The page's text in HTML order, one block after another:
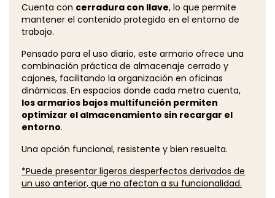
Cuenta con cerradura con llave, lo que permite
mantener el contenido protegido en el entorno de
trabajo.
Pensado para el uso diario, este armario ofrece una
combinación práctica de almacenaje cerrado y
cajones, facilitando la organización en oficinas
dinámicas. En espacios donde cada metro cuenta,
los armarios bajos multifunción permiten
optimizar el almacenamiento sin recargar el
entorno.
Una opción funcional, resistente y bien resuelta.
*Puede presentar ligeros desperfectos derivados de
un uso anterior, que no afectan a su funcionalidad.